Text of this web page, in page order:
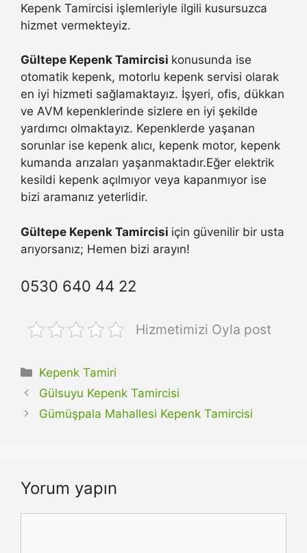
Kepenk Tamircisi işlemleriyle ilgili kusursuzca
hizmet vermekteyiz.
Gültepe Kepenk Tamircisi konusunda ise
otomatik kepenk, motorlu kepenk servisi olarak
en iyi hizmeti sağlamaktayız. İşyeri, ofis, dükkan
ve AVM kepenklerinde sizlere en iyi şekilde
yardımcı olmaktayız. Kepenklerde yaşanan
sorunlar ise kepenk alıcı, kepenk motor, kepenk
kumanda arızaları yaşanmaktadır.Eğer elektrik
kesildi kepenk açılmıyor veya kapanmıyor ise
bizi aramanız yeterlidir.
Gültepe Kepenk Tamircisi için güvenilir bir usta
arıyorsanız; Hemen bizi arayın!
0530 640 44 22
Hizmetimizi Oyla post
Kategoriler
Kepenk Tamiri
Gülsuyu Kepenk Tamircisi
Gümüşpala Mahallesi Kepenk Tamircisi
Yorum yapın